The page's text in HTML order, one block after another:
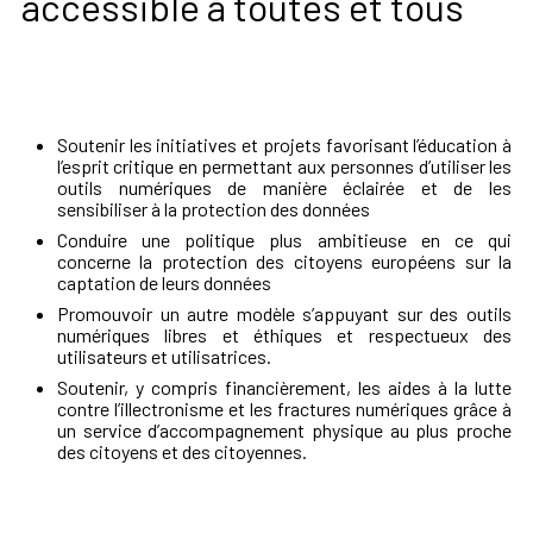
Soutenir les initiatives et projets favorisant l’éducation à
l’esprit critique en permettant aux personnes d’utiliser les
outils numériques de manière éclairée et de les
sensibiliser à la protection des données
Conduire une politique plus ambitieuse en ce qui
concerne la protection des citoyens européens sur la
captation de leurs données
Promouvoir un autre modèle s’appuyant sur des outils
numériques libres et éthiques et respectueux des
utilisateurs et utilisatrices.
Soutenir, y compris financièrement, les aides à la lutte
contre l’illectronisme et les fractures numériques grâce à
un service d’accompagnement physique au plus proche
des citoyens et des citoyennes.